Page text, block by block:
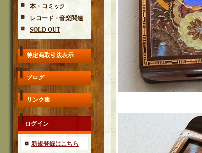
本・コミック
レコード・音楽関連
SOLD OUT
特定商取引法表示
ブログ
リンク集
ログイン
新規登録はこちら